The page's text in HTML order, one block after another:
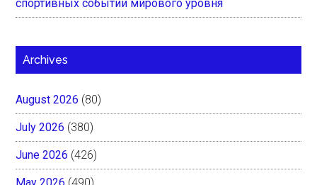
спортивных событий мирового уровня
Archives
August 2026 (80)
July 2026 (380)
June 2026 (426)